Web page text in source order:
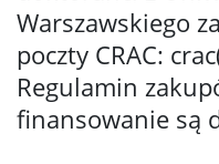
Warszawskiego
poczty CRAC:
Regulamin
finansowanie są